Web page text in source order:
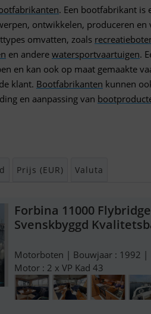
. Een bootfabrikant is
ontwikkelen, produceren
omvatten, zoals
en andere watersportvaartuigen.
en kan ook op maat gemaakte
klant. Bootfabrikanten kunnen
en aanpassing van
Prijs (EUR) Valuta
Forbina 11000 Flybridge
Svenskbyggd
Motorboten | Bouwjaar : 1992 |
Motor : 2 x VP Kad 43